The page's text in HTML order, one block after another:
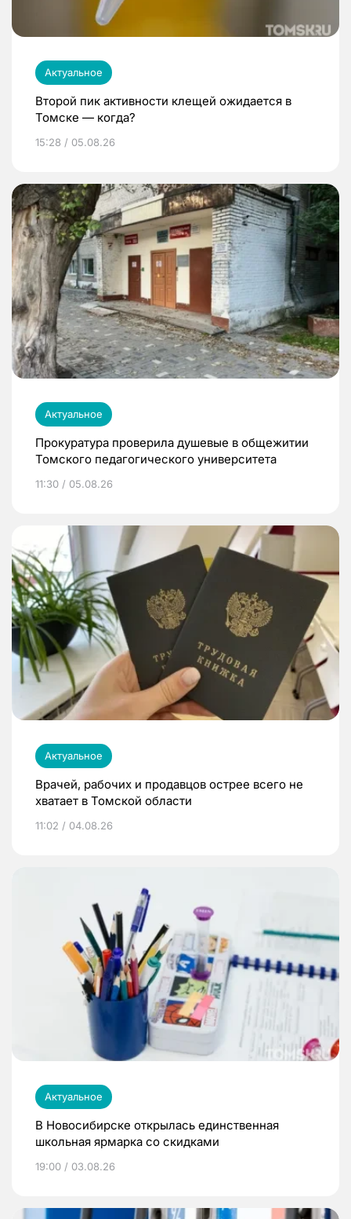
Актуальное
Второй пик активности клещей ожидается в
Томске — когда?
15:28 / 05.08.26
Актуальное
Прокуратура проверила душевые в общежитии
Томского педагогического университета
11:30 / 05.08.26
Актуальное
Врачей, рабочих и продавцов острее всего не
хватает в Томской области
11:02 / 04.08.26
Актуальное
В Новосибирске открылась единственная
школьная ярмарка со скидками
19:00 / 03.08.26